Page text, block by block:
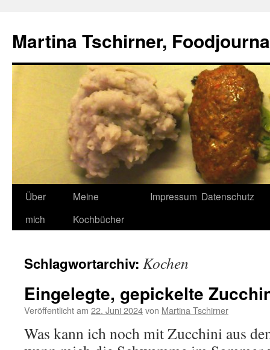
springen
Martina Tschirner,
Über
mich
Meine
Kochbücher
Impressum Datenschutz
Schlagwortarchiv: Kochen
Eingelegte, gepickelte
Veröffentlicht am 22. Juni 2024von Martina Tschirner
Was kann ich noch mit Zucchini aus